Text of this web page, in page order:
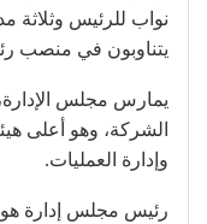
نواب للرئيس وثلاثة
يتناوبون في منصب
يمارس مجلس الإدارة،
الشركة، وهو أعلى
وإدارة العمليات.
رئيس مجلس إدارة